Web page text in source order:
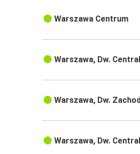
Warszawa Centrum
Warszawa, Dw.
Warszawa, Dw.
Warszawa, Dw.